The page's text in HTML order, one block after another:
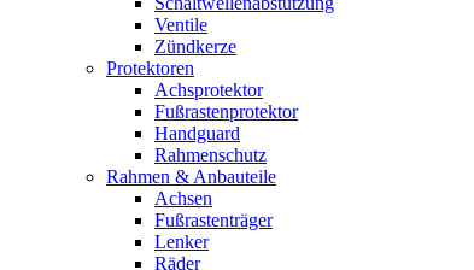
Ventile
Zündkerze
Protektoren
Achsprotektor
Fußrastenprotektor
Handguard
Rahmenschutz
Rahmen & Anbauteile
Achsen
Fußrastenträger
Lenker
Räder